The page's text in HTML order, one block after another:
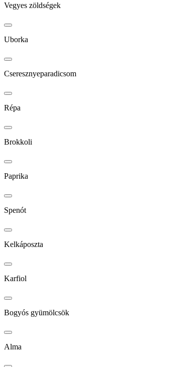
Vegyes zöldségek
Uborka
Cseresznyeparadicsom
Répa
Brokkoli
Paprika
Spenót
Kelkáposzta
Karfiol
Bogyós gyümölcsök
Alma